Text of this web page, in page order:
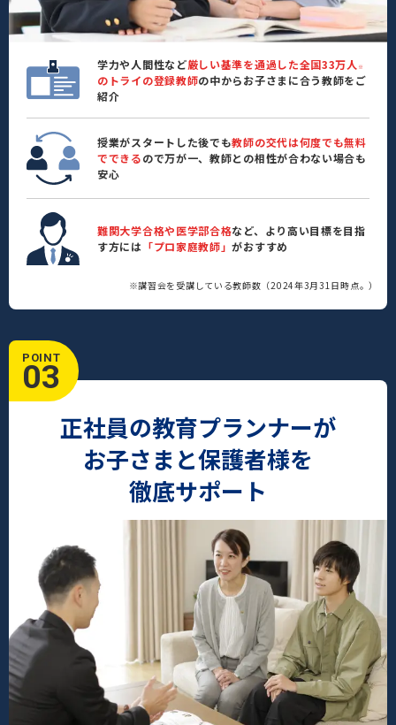
学力や人間性など厳しい基準を通過した全国33万人 ※
のトライの登録教師の中からお子さまに合う教師をご
紹介
授業がスタートした後でも教師の交代は何度でも無料
でできるので万が一、教師との相性が合わない場合も
安心
難関大学合格や医学部合格など、より高い目標を目指
す方には 「プロ家庭教師」がおすすめ
※講習会を受講している教師数（2024年3月31日時点。）
POINT
03
正社員の教育プランナーが
お子さまと保護者様を
徹底サポート